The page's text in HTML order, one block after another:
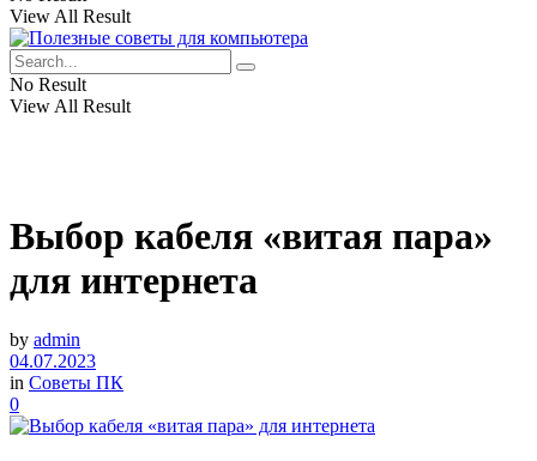
View All Result
No Result
View All Result
Выбор кабеля «витая пара»
для интернета
by admin
04.07.2023
in Советы ПК
0